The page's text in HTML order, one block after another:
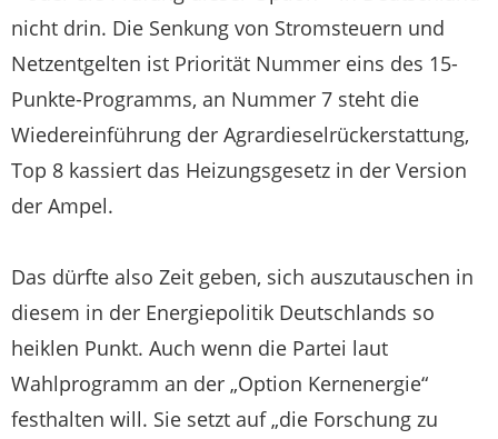
nicht drin. Die Senkung von Stromsteuern und
Netzentgelten ist Priorität Nummer eins des 15-
Punkte-Programms, an Nummer 7 steht die
Wiedereinführung der Agrardieselrückerstattung,
Top 8 kassiert das Heizungsgesetz in der Version
der Ampel.
Das dürfte also Zeit geben, sich auszutauschen in
diesem in der Energiepolitik Deutschlands so
heiklen Punkt. Auch wenn die Partei laut
Wahlprogramm an der „Option Kernenergie“
festhalten will. Sie setzt auf „die Forschung zu